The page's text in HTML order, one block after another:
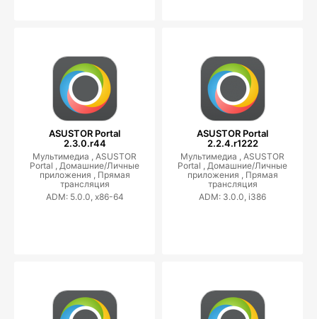
ASUSTOR Portal
2.3.0.r44
Мультимедиа , ASUSTOR
Portal , Домашние/Личные
приложения , Прямая
трансляция
ADM: 5.0.0, x86-64
ASUSTOR Portal
2.2.4.r1222
Мультимедиа , ASUSTOR
Portal , Домашние/Личные
приложения , Прямая
трансляция
ADM: 3.0.0, i386